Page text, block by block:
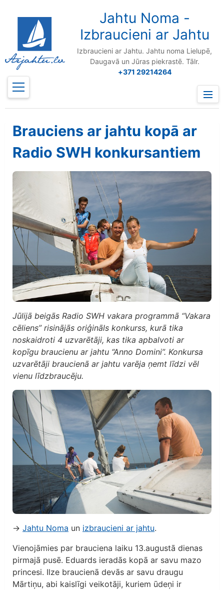
Jahtu Noma -
Izbraucieni ar Jahtu
Izbraucieni ar Jahtu. Jahtu noma Lielupē,
Daugavā un Jūras piekrastē. Tālr.
+371 29214264
Menu
Brauciens ar jahtu kopā ar
Radio SWH konkursantiem
Jūlijā beigās Radio SWH vakara programmā “Vakara
cēliens” risinājās oriģināls konkurss, kurā tika
noskaidroti 4 uzvarētāji, kas tika apbalvoti ar
kopīgu braucienu ar jahtu “Anno Domini”. Konkursa
uzvarētāji braucienā ar jahtu varēja ņemt līdzi vēl
vienu līdzbraucēju.
→ Jahtu Noma un izbraucieni ar jahtu.
Vienojāmies par brauciena laiku 13.augustā dienas
pirmajā pusē. Eduards ieradās kopā ar savu mazo
princesi. Ilze braucienā devās ar savu draugu
Mārtiņu, abi kaislīgi veikotāji, kuriem ūdeņi ir